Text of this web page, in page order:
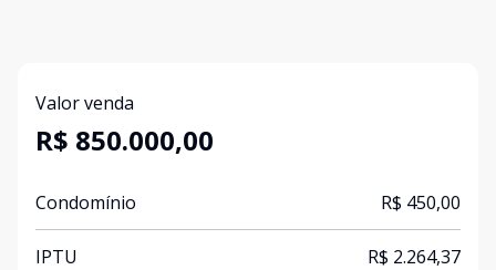
Valor venda
R$ 850.000,00
Condomínio R$ 450,00
IPTU R$ 2.264,37